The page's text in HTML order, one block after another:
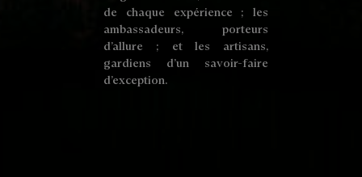
de chaque expérience ; les
ambassadeurs, porteurs
d’allure ; et les artisans,
gardiens d’un savoir-faire
d’exception.